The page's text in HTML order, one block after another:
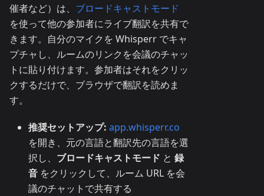
催者など）は、 ブロードキャストモード
を使って他の参加者にライブ翻訳を共有で
きます。自分のマイクを Whisperr でキャ
プチャし、ルームのリンクを会議のチャッ
トに貼り付けます。参加者はそれをクリッ
クするだけで、ブラウザで翻訳を読めま
す。
推奨セットアップ: app.whisperr.co
を開き、元の言語と翻訳先の言語を選
択し、 ブロードキャストモード と 録
音 をクリックして、ルーム URL を会
議のチャットで共有する